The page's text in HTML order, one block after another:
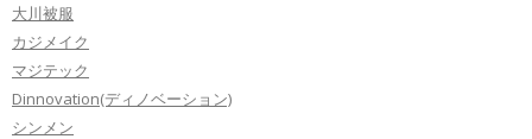
大川被服
カジメイク
マジテック
Dinnovation(ディノベーション)
シンメン